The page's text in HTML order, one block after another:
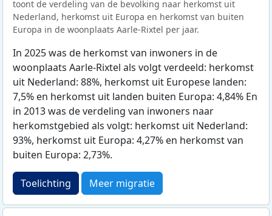
toont de verdeling van de bevolking naar herkomst uit
Nederland, herkomst uit Europa en herkomst van buiten
Europa in de woonplaats Aarle-Rixtel per jaar.
In 2025 was de herkomst van inwoners in de
woonplaats Aarle-Rixtel als volgt verdeeld: herkomst
uit Nederland: 88%, herkomst uit Europese landen:
7,5% en herkomst uit landen buiten Europa: 4,84% En
in 2013 was de verdeling van inwoners naar
herkomstgebied als volgt: herkomst uit Nederland:
93%, herkomst uit Europa: 4,27% en herkomst van
buiten Europa: 2,73%.
Toelichting Meer migratie